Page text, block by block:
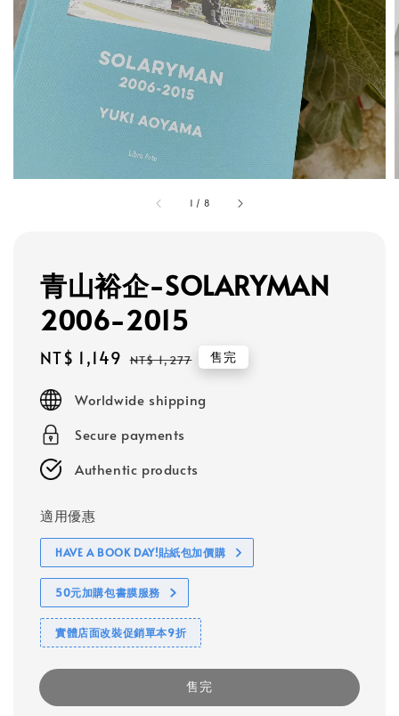
1 / 8
青山裕企-SOLARYMAN
2006-2015
Sale
NT$ 1,149 Regular
NT$ 1,277 售完
Worldwide shipping
Secure payments
Authentic products
適用優惠
HAVE A BOOK DAY!貼紙包加價購
50元加購包書膜服務
實體店面改裝促銷單本9折
售完